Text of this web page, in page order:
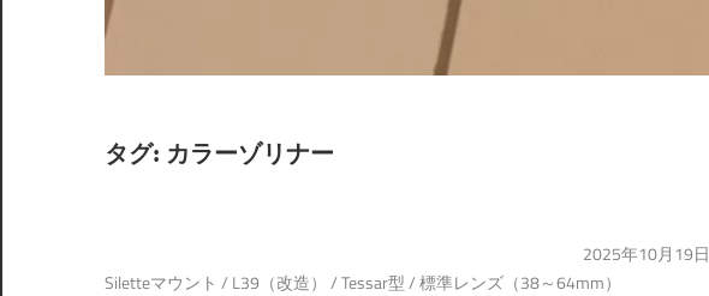
タグ: カラーゾリナー
2025年10月19日
Siletteマウント / L39（改造） /Tessar型/標準レンズ（38～64mm）